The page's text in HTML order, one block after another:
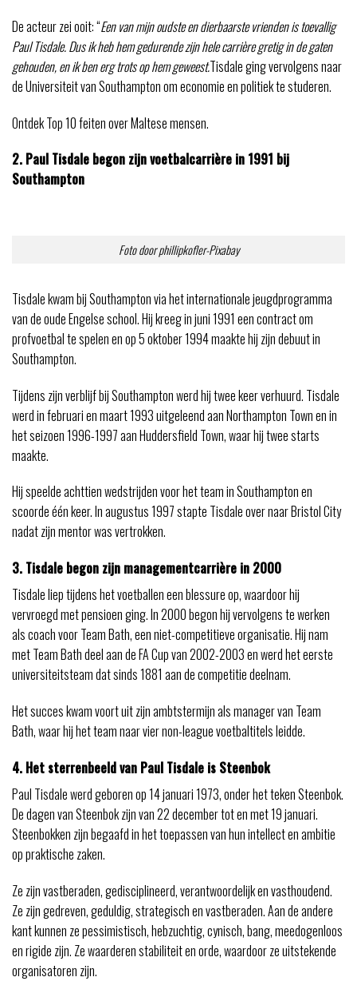
De acteur zei ooit: “Een van mijn oudste en dierbaarste vrienden is toevallig
Paul Tisdale. Dus ik heb hem gedurende zijn hele carrière gretig in de gaten
gehouden, en ik ben erg trots op hem geweest.Tisdale ging vervolgens naar
de Universiteit van Southampton om economie en politiek te studeren.
Ontdek Top 10 feiten over Maltese mensen.
2. Paul Tisdale begon zijn voetbalcarrière in 1991 bij
Southampton
Foto door phillipkofler-Pixabay
Tisdale kwam bij Southampton via het internationale jeugdprogramma
van de oude Engelse school. Hij kreeg in juni 1991 een contract om
profvoetbal te spelen en op 5 oktober 1994 maakte hij zijn debuut in
Southampton.
Tijdens zijn verblijf bij Southampton werd hij twee keer verhuurd. Tisdale
werd in februari en maart 1993 uitgeleend aan Northampton Town en in
het seizoen 1996-1997 aan Huddersfield Town, waar hij twee starts
maakte.
Hij speelde achttien wedstrijden voor het team in Southampton en
scoorde één keer. In augustus 1997 stapte Tisdale over naar Bristol City
nadat zijn mentor was vertrokken.
3. Tisdale begon zijn managementcarrière in 2000
Tisdale liep tijdens het voetballen een blessure op, waardoor hij
vervroegd met pensioen ging. In 2000 begon hij vervolgens te werken
als coach voor Team Bath, een niet-competitieve organisatie. Hij nam
met Team Bath deel aan de FA Cup van 2002-2003 en werd het eerste
universiteitsteam dat sinds 1881 aan de competitie deelnam.
Het succes kwam voort uit zijn ambtstermijn als manager van Team
Bath, waar hij het team naar vier non-league voetbaltitels leidde.
4. Het sterrenbeeld van Paul Tisdale is Steenbok
Paul Tisdale werd geboren op 14 januari 1973, onder het teken Steenbok.
De dagen van Steenbok zijn van 22 december tot en met 19 januari.
Steenbokken zijn begaafd in het toepassen van hun intellect en ambitie
op praktische zaken.
Ze zijn vastberaden, gedisciplineerd, verantwoordelijk en vasthoudend.
Ze zijn gedreven, geduldig, strategisch en vastberaden. Aan de andere
kant kunnen ze pessimistisch, hebzuchtig, cynisch, bang, meedogenloos
en rigide zijn. Ze waarderen stabiliteit en orde, waardoor ze uitstekende
organisatoren zijn.